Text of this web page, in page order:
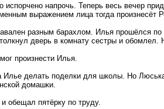
напрочь. Теперь весь вечер
выражением лица тогда произнесёт
разным барахлом. Илья прошёлся
дверь в комнату сестры и
произнести Илья.
Илье делать поделки для школы. Но
домашки.
обещал пятёрку по труду.